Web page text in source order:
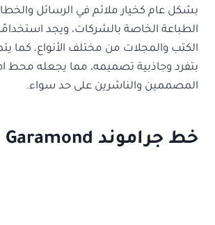
بشكل عام كخيار ملائم في الرسائل
الطباعة الخاصة بالشركات، ويجد
الكتب والمجلات من مختلف الأنواع، كما
بتفرد وجاذبية تصميمه، مما يجعله محط
المصممين والناشرين على حد سواء.
خط جراموند Garamond